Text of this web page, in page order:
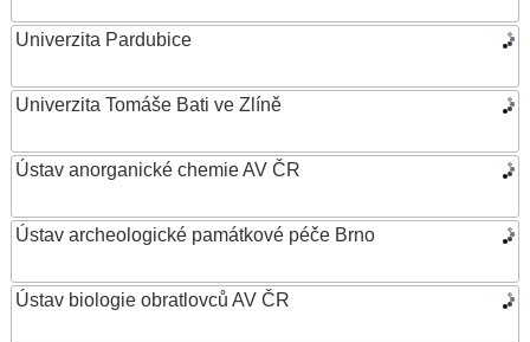
Univerzita Pardubice
Univerzita Tomáše Bati ve Zlíně
Ústav anorganické chemie AV ČR
Ústav archeologické památkové péče Brno
Ústav biologie obratlovců AV ČR